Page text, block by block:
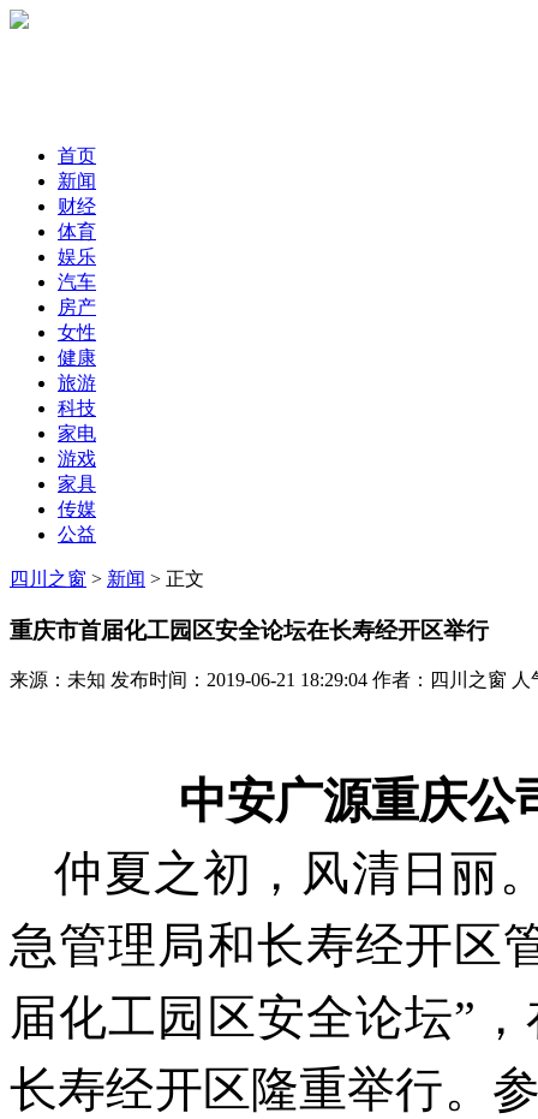
首页
新闻
财经
体育
娱乐
汽车
房产
女性
健康
旅游
科技
家电
游戏
家具
传媒
公益
四川之窗 > 新闻 > 正文
重庆市首届化工园区安全论坛在长寿经开区举行
来源：未知 发布时间：2019-06-21 18:29:04 作者：四川之窗 人
中安广源重庆公
仲夏之初，风清日丽
急管理局和长寿经开区
届化工园区安全论坛”
长寿经开区隆重举行。